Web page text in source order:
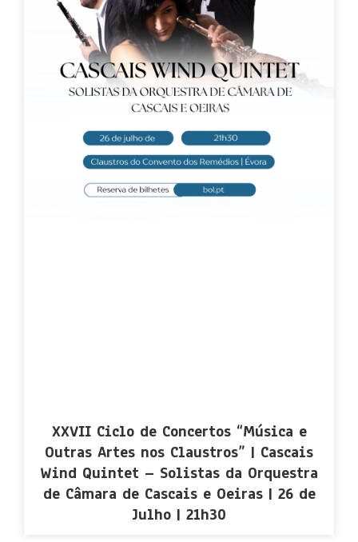
XXVII Ciclo de Concertos “Música e
Outras Artes nos Claustros” | Cascais
Wind Quintet – Solistas da Orquestra
de Câmara de Cascais e Oeiras | 26 de
Julho | 21h30